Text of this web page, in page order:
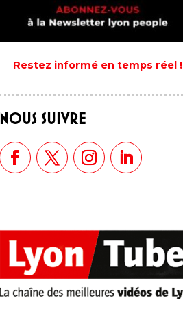
Restez informé en temps réel !
NOUS SUIVRE